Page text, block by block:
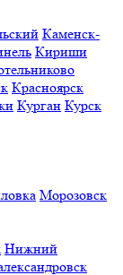
Каменск-
Кириши
Красноярск
Курган Курск
Морозовск
Нижний